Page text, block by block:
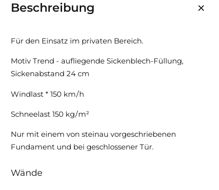
Beschreibung
Für den Einsatz im privaten Bereich.
Motiv Trend - aufliegende Sickenblech-Füllung,
Sickenabstand 24 cm
Windlast * 150 km / h
Schneelast 150 kg / m²
Nur mit einem von steinau vorgeschriebenen
Fundament und bei geschlossener Tür.
Wände